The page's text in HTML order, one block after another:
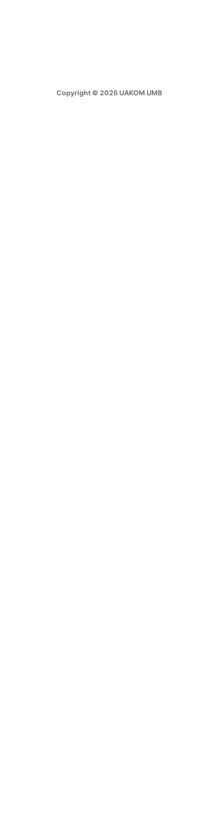
Copyright © 2026 UAKOM UMB